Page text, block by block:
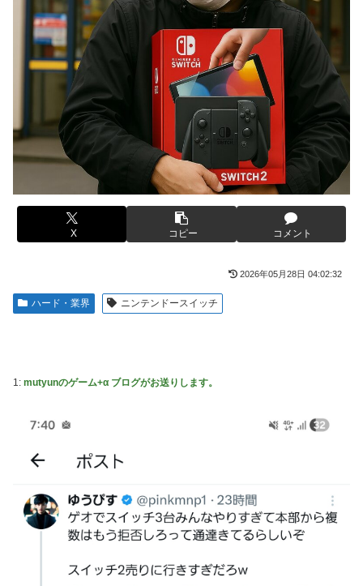
ィガードつけるわ…
【悲報】福岡の電車、完全にやらかす。構内アナウンスでド
下ネタを連発するｗｗｗｗｗ
【悲報】有名漫画家、がんを公表「大腸癌になってしまいま
した。肝臓に転移も見られてステージ4です」
【画像】 AI「写真の背景削除？ガンプラの箱追加しといて
あげよ????」
やる夫のダンジョン運営記183-雑談所ネタ118 懺悔小ネタ
「創刻のファイアホイール」+埋めネタ「ファイアホイール
TCG・その後」
海外「全部日本の真似だったのか…」 日本の普通のテレビ
番組が最新SNSの数十年先を行っていたと話題に
羽田ニアミス搭乗の中国人「補償も見舞いもない」中国ネッ
【画像】お前らこの超美人容疑者が、整形か否か判定し
らコレw」←こwれwはw w w w w w w w w w
どハマり「今では毎晩1時間くらい見ながら入眠していま
【ウマ娘】セイちゃんの攻撃力を見よ！！！
【画像】韓国人「日本人の間で『女が破滅的な人生を送るの
を楽しむ陰湿な趣味』が流行っている」119万バズ
【ワンピース】ゾロ「女だぞ」エネル「見ればわかる」←こ
【艦これ】なんか調べたらE5めちゃくちゃ対地艦使うや
【衝撃】ハンターハンター、とんでもねえ伏線が発掘され
る。クルタ族の虐殺犯人がツェリードニヒだった模様！
被災地・熊本、泥酔者の通報が止まらず県警が異例のお願い
20代「50年ローンでええやろ」←これマジ？？？
【画像】「マスク美人さん、また我々を欺く」←海外でも流
行りだした結果がこちらw w w w w w w
メトロイドプライム4 新品が2999円に…
【画像】日焼け口リの締まったお尻っていいよね！ｗｗｗｗ
ｗ
欧州「日本だけ反則だろ…」 世界の『日本びいき』にヨー
ロッパ全土から不満の声
思い通りに動かない熊本被災者に左派が我慢ならなくなった
大日本帝国陸軍「侵攻できたとして、食糧どうすんだよ」大
露 なお足の状態の方を心配されてしまう
リエKD（北電子）」が検定通過
X コピー コメント
2026年05月28日 04:02:32
ハード・業界 ニンテンドースイッチ
1: mutyunのゲーム+α ブログがお送りします。